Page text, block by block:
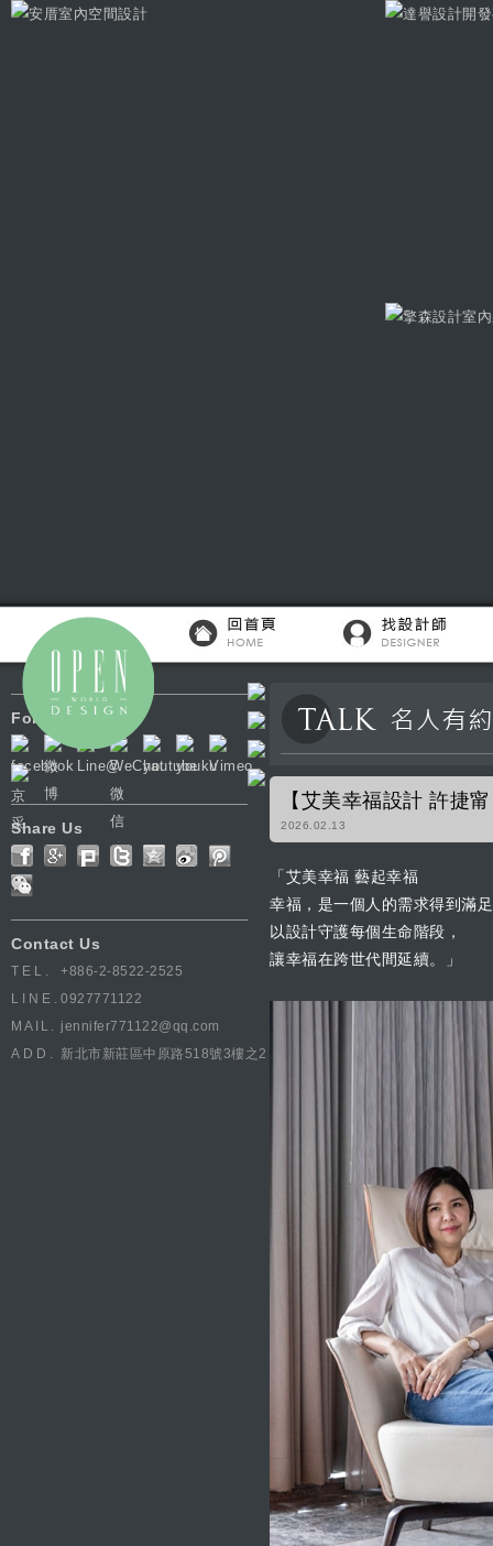
Follow Us
Share Us
Contact Us
TEL.
+886-2-8522-2525
LINE. 0927771122
MAIL. jennifer771122@qq.com
ADD.
新北市新莊區中原路518號3樓之2
【艾美幸福設計 許捷
2026.02.13
「艾美幸福 藝起幸福
幸福，是一個人的需求得到滿
以設計守護每個生命階段，
讓幸福在跨世代間延續。」